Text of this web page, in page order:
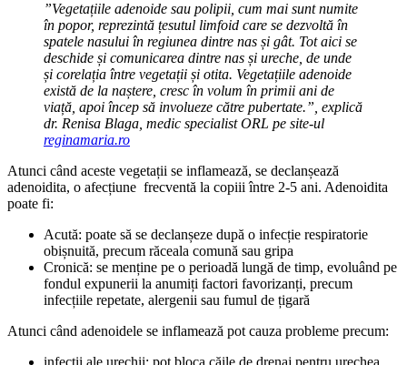
”Vegetațiile adenoide sau polipii, cum mai sunt numite
în popor, reprezintă țesutul limfoid care se dezvoltă în
spatele nasului în regiunea dintre nas și gât. Tot aici se
deschide și comunicarea dintre nas și ureche, de unde
și corelația între vegetații și otita. Vegetațiile adenoide
există de la naștere, cresc în volum în primii ani de
viață, apoi încep să involueze către pubertate.”, explică
dr. Renisa Blaga, medic specialist ORL pe site-ul
reginamaria.ro
Atunci când aceste vegetații se inflamează, se declanșează
adenoidita, o afecțiune frecventă la copiii între 2-5 ani. Adenoidita
poate fi:
Acută: poate să se declanșeze după o infecție respiratorie
obișnuită, precum răceala comună sau gripa
Cronică: se menține pe o perioadă lungă de timp, evoluând pe
fondul expunerii la anumiți factori favorizanți, precum
infecțiile repetate, alergenii sau fumul de țigară
Atunci când adenoidele se inflamează pot cauza probleme precum:
infecții ale urechii: pot bloca căile de drenaj pentru urechea